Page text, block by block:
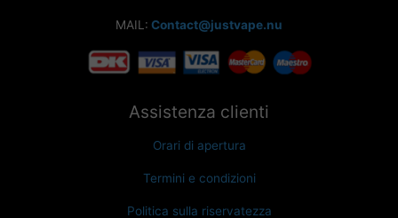
MAIL: Contact@justvape.nu
Assistenza clienti
Orari di apertura
Termini e condizioni
Politica sulla riservatezza